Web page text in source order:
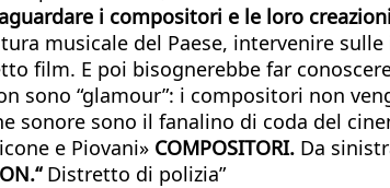
i compositori e le loro
musicale del Paese, intervenire
film. E poi bisognerebbe far
sono “glamour”: i compositori non
sonore sono il fanalino di coda del
e Piovani» COMPOSITORI. Da
Distretto di polizia”